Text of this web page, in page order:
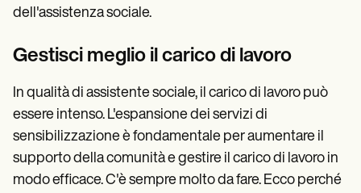
dell'assistenza sociale.
Gestisci meglio il carico di lavoro
In qualità di assistente sociale, il carico di lavoro può
essere intenso. L'espansione dei servizi di
sensibilizzazione è fondamentale per aumentare il
supporto della comunità e gestire il carico di lavoro in
modo efficace. C'è sempre molto da fare. Ecco perché